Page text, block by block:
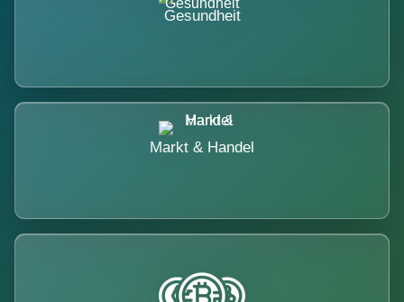
Gesundheit
Markt & Handel